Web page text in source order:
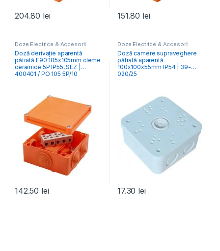
204.80 lei 151.80 lei
Doze Electrice & Accesorii
Doză derivație aparentă
pătrată E90 105x105mm cleme
ceramice 5P IP55, SEZ |
400401 / PO 105 5P/10
142.50 lei
Doze Electrice & Accesorii
Doză camere supraveghere
pătrată aparentă
100x100x55mm IP54 | 39-
020/25
17.30 lei